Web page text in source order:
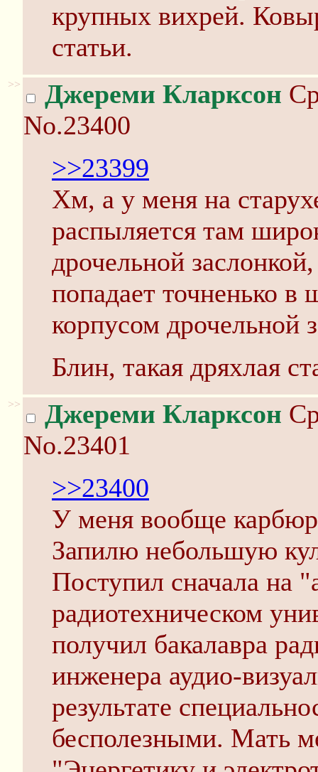
крупных вихрей.
статьи.
>> Джереми Кларксон
No.23400
>>23399
Хм, а у меня на
распыляется там
дрочельной
попадает точненько в
корпусом дрочельной
Блин, такая дряхлая
>> Джереми Кларксон
No.23401
>>23400
У меня вообще
Запилю небольшую
Поступил сначала на
радиотехническом
получил бакалавра
инженера аудио-
результате
бесполезными. Мать